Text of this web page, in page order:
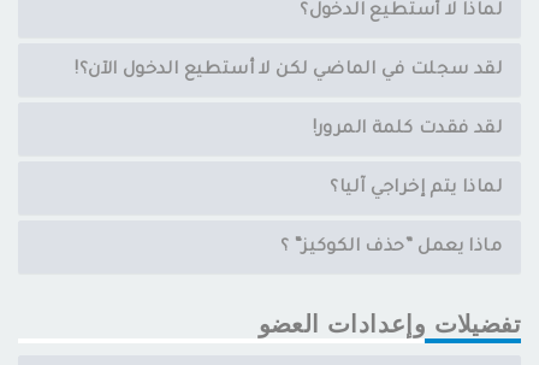
لماذا لا أستطيع الدخول؟
لقد سجلت في الماضي لكن لا أستطيع الدخول الآن؟!
لقد فقدت كلمة المرور!
لماذا يتم إخراجي آليا؟
ماذا يعمل ”حذف الكوكيز“ ؟
تفضيلات وإعدادات العضو